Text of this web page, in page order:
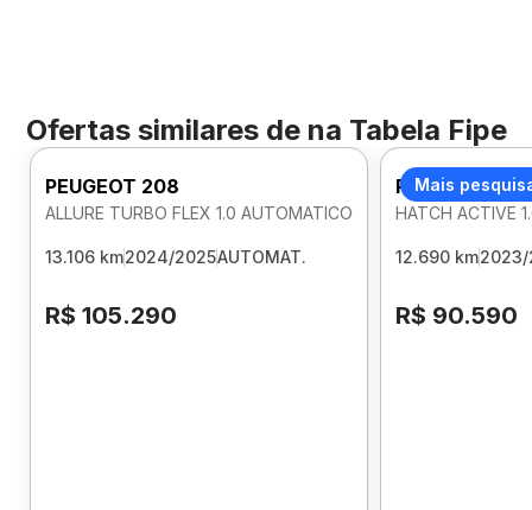
Ofertas similares de na Tabela Fipe
PEUGEOT 208
ALLURE TURBO FLEX 1.0 AUTOMATICO
13.106 km2024/2025AUTOMAT.
R$ 105.290
Mais
PEUGEOT 208
HATCH ACTIVE
12.690 km
R$ 90.590